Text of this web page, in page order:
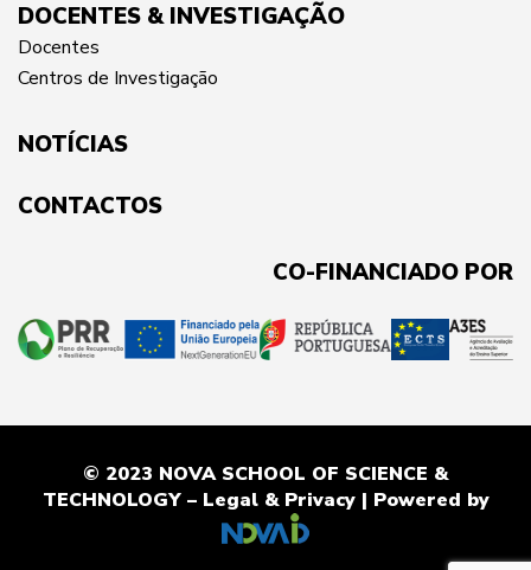
DOCENTES & INVESTIGAÇÃO
Docentes
Centros de Investigação
NOTÍCIAS
CONTACTOS
CO-FINANCIADO POR
© 2023 NOVA SCHOOL OF SCIENCE &
TECHNOLOGY – Legal & Privacy| Powered by